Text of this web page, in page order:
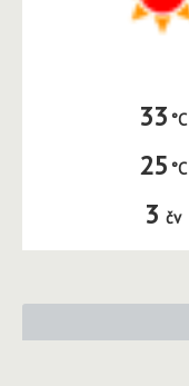
33
25
3 čv